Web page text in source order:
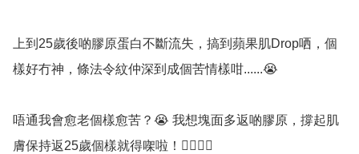
上到25歲後啲膠原蛋白不斷流失，搞到蘋果肌Drop哂，個
樣好冇神，條法令紋仲深到成個苦情樣咁......😭
唔通我會愈老個樣愈苦？😭 我想塊面多返啲膠原，撐起肌
膚保持返25歲個樣就得㗎啦！👉🏻👈🏻